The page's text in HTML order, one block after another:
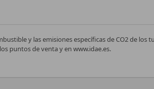
y las emisiones específicas de CO2 de los
puntos de venta y en www.idae.es.